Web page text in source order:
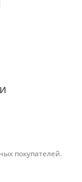
покупателей.